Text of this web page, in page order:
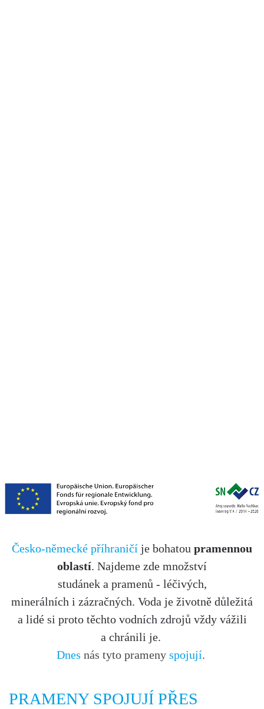
Česko-německé příhraničí je bohatou pramennou
oblastí. Najdeme zde množství
studánek a pramenů - léčivých,
minerálních i zázračných. Voda je životně důležitá
a lidé si proto těchto vodních zdrojů vždy vážili
a chránili je.
Dnes nás tyto prameny spojují.
PRAMENY SPOJUJÍ PŘES